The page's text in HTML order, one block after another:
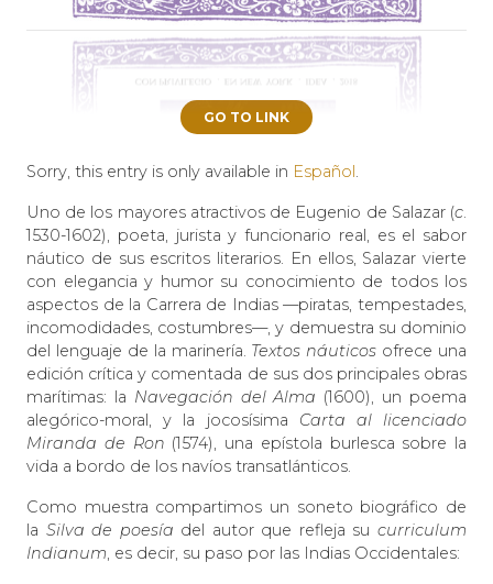
GO TO LINK
Sorry, this entry is only available in Español.
Uno de los mayores atractivos de Eugenio de Salazar (c.
1530-1602), poeta, jurista y funcionario real, es el sabor
náutico de sus escritos literarios. En ellos, Salazar vierte
con elegancia y humor su conocimiento de todos los
aspectos de la Carrera de Indias —piratas, tempestades,
incomodidades, costumbres—, y demuestra su dominio
del lenguaje de la marinería. Textos náuticos ofrece una
edición crítica y comentada de sus dos principales obras
marítimas: la Navegación del Alma (1600), un poema
alegórico-moral, y la jocosísima Carta al licenciado
Miranda de Ron (1574), una epístola burlesca sobre la
vida a bordo de los navíos transatlánticos.
Como muestra compartimos un soneto biográfico de
la Silva de poesía del autor que refleja sucurriculum
Indianum, es decir, su paso por las Indias Occidentales: